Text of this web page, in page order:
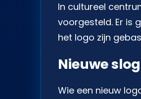
In cultureel
voorgesteld. Er is
het logo zijn
Nieuwe
Wie een nieuw